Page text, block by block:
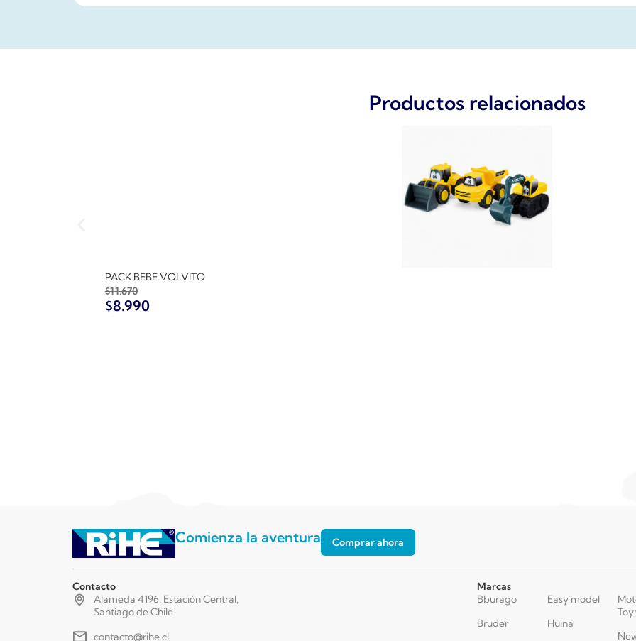
Productos relacionados
PACK BEBE VOLVITO
$11.670
$8.990
Comienza la aventura Comprar ahora
Contacto
Alameda 4196, Estación Central,
Santiago de Chile
contacto@rihe.cl
Marcas
Bburago
Bruder
Easy model
Huina